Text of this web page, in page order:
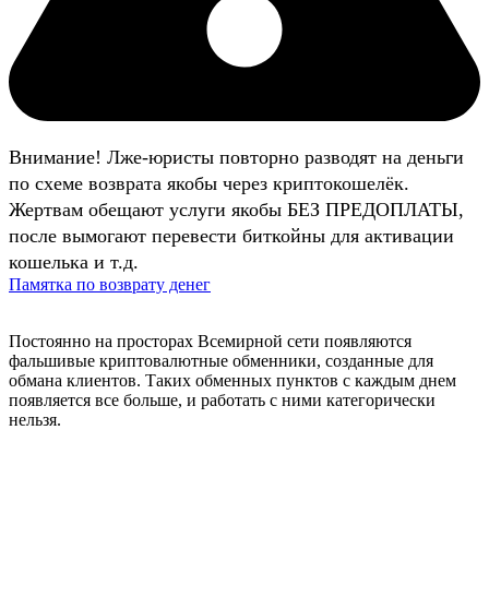
Внимание! Лже-юристы повторно разводят на деньги
по схеме возврата якобы через криптокошелёк.
Жертвам обещают услуги якобы БЕЗ ПРЕДОПЛАТЫ,
после вымогают перевести биткойны для активации
кошелька и т.д.
Памятка по возврату денег
Постоянно на просторах Всемирной сети появляются
фальшивые криптовалютные обменники, созданные для
обмана клиентов. Таких обменных пунктов с каждым днем
появляется все больше, и работать с ними категорически
нельзя.